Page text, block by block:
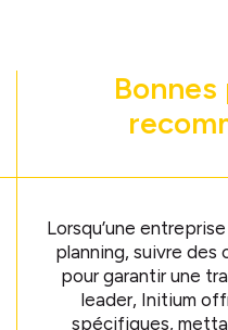
Lorsqu’une
planning, suivre des
pour garantir une
leader, Initium
spécifiques,